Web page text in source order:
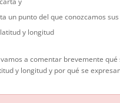
un punto del que conozcamos sus
y longitud
a comentar brevemente qué
y longitud y por qué se